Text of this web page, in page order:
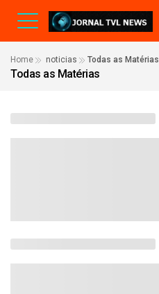
Home noticias Todas as Matérias
Todas as Matérias